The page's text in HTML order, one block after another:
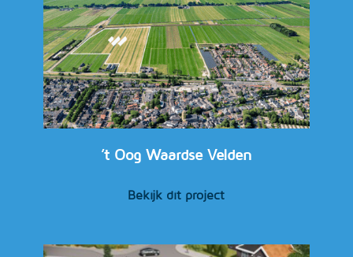
’t Oog Waardse Velden
Bekijk dit project